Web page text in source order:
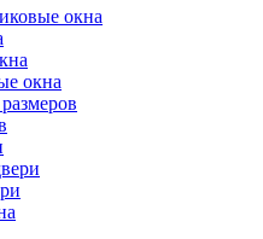
окна
окна